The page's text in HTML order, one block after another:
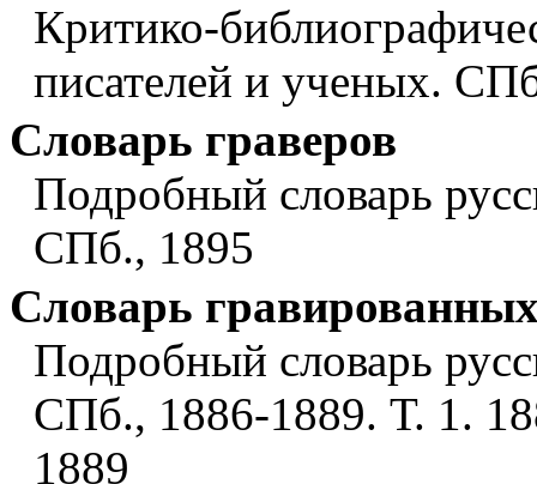
Критико-
писателей и ученых.
Словарь граверов
Подробный словарь
СПб., 1895
Словарь
Подробный словарь
СПб., 1886-1889. Т. 1.
1889